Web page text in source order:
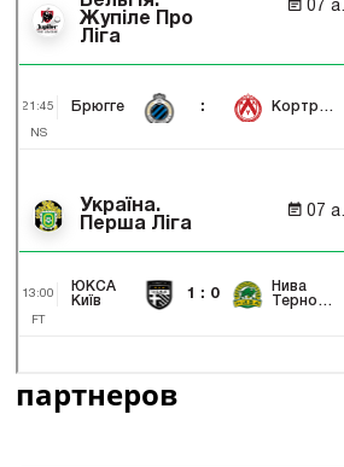
партнеров